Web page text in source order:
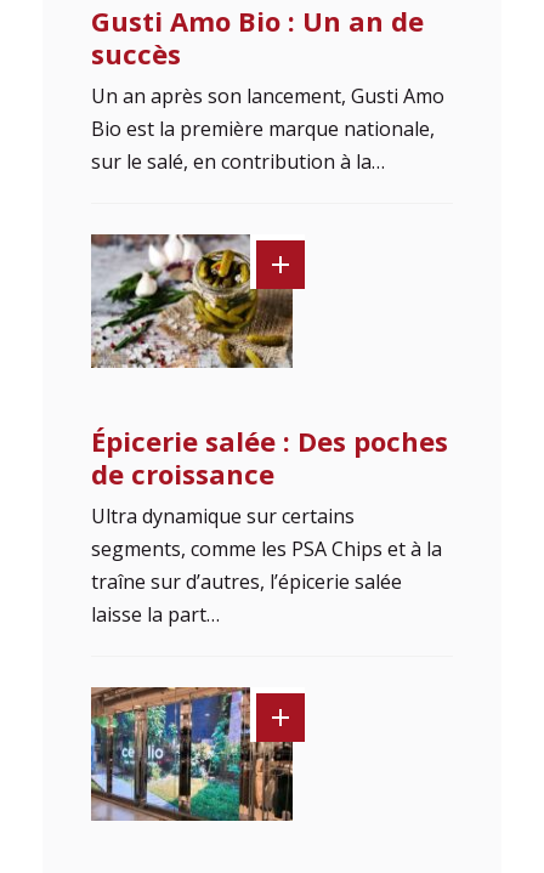
Gusti Amo Bio : Un an de
succès
Un an après son lancement, Gusti Amo
Bio est la première marque nationale,
sur le salé, en contribution à la…
Épicerie salée : Des poches
de croissance
Ultra dynamique sur certains
segments, comme les PSA Chips et à la
traîne sur d’autres, l’épicerie salée
laisse la part…